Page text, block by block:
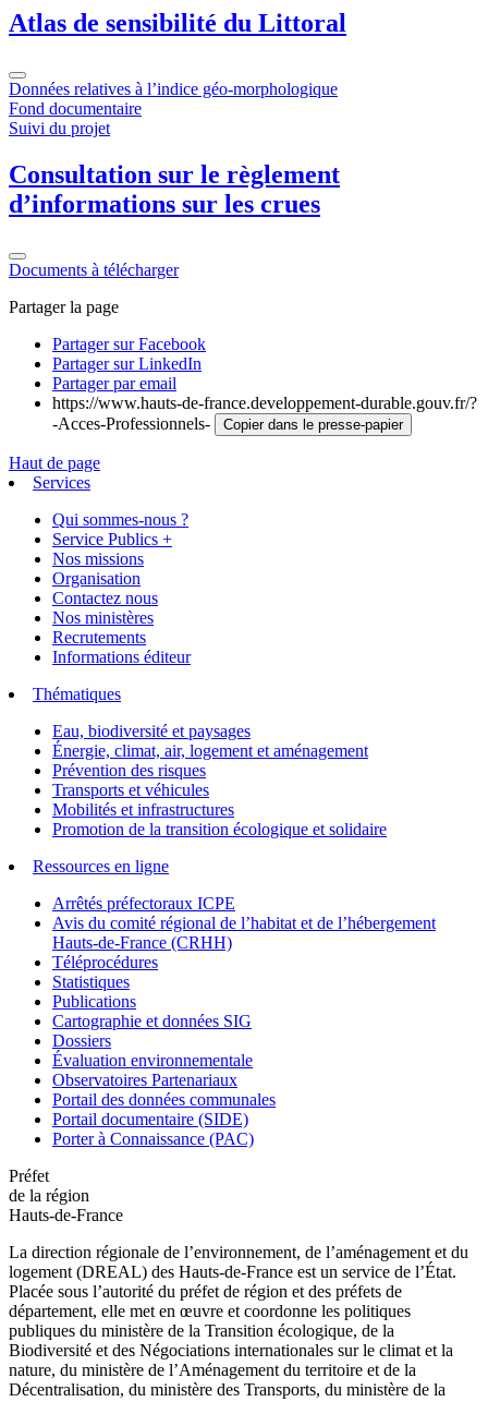
Atlas de sensibilité du Littoral
Données relatives à l’indice géo-morphologique
Fond documentaire
Suivi du projet
Consultation sur le règlement
d’informations sur les crues
Documents à télécharger
Partager la page
Partager sur Facebook
Partager sur LinkedIn
Partager par email
https://www.hauts-de-france.developpement-durable.gouv.fr/?
-Acces-Professionnels-
Copier dans le presse-papier
Haut de page
Services
Qui sommes-nous ?
Service Publics +
Nos missions
Organisation
Contactez nous
Nos ministères
Recrutements
Informations éditeur
Thématiques
Eau, biodiversité et paysages
Énergie, climat, air, logement et aménagement
Prévention des risques
Transports et véhicules
Mobilités et infrastructures
Promotion de la transition écologique et solidaire
Ressources en ligne
Arrêtés préfectoraux ICPE
Avis du comité régional de l’habitat et de l’hébergement
Hauts-de-France (CRHH)
Téléprocédures
Statistiques
Publications
Cartographie et données SIG
Dossiers
Évaluation environnementale
Observatoires Partenariaux
Portail des données communales
Portail documentaire (SIDE)
Porter à Connaissance (PAC)
Préfet
de la région
Hauts-de-France
La direction régionale de l’environnement, de l’aménagement et du
logement (DREAL) des Hauts-de-France est un service de l’État.
Placée sous l’autorité du préfet de région et des préfets de
département, elle met en œuvre et coordonne les politiques
publiques du ministère de la Transition écologique, de la
Biodiversité et des Négociations internationales sur le climat et la
nature, du ministère de l’Aménagement du territoire et de la
Décentralisation, du ministère des Transports, du ministère de la